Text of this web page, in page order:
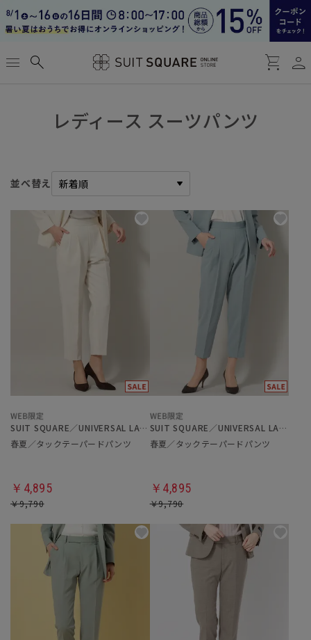
menu search shopping_cart person
レディース スーツパンツ
並べ替え
SUIT SQUARE／UNIVERSAL LANGUAGE／WHITE
春夏／タックテーパードパンツ
￥4,895
￥9,790
SUIT SQUARE／UNIVERSAL LANGUAGE／WHITE
春夏／タックテーパードパンツ
￥4,895
￥9,790